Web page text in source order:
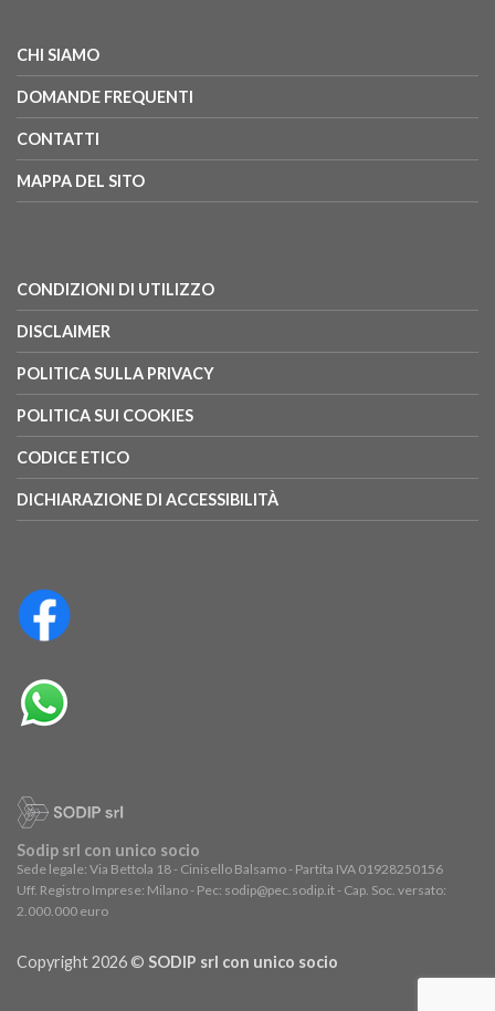
CHI SIAMO
DOMANDE FREQUENTI
CONTATTI
MAPPA DEL SITO
CONDIZIONI DI UTILIZZO
DISCLAIMER
POLITICA SULLA PRIVACY
POLITICA SUI COOKIES
CODICE ETICO
DICHIARAZIONE DI ACCESSIBILITÀ
Sodip srl con unico socio
Sede legale: Via Bettola 18 - Cinisello Balsamo - Partita IVA 01928250156
Uff. Registro Imprese: Milano - Pec: sodip@pec.sodip.it - Cap. Soc. versato:
2.000.000 euro
Copyright 2026 © SODIP srl con unico socio